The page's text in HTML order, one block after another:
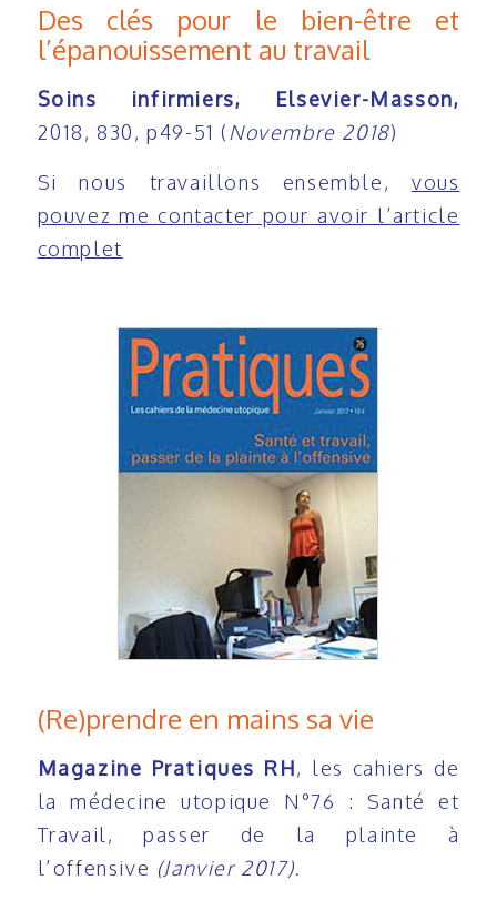
Des clés pour le bien-être et
l’épanouissement au travail
Soins infirmiers, Elsevier-Masson,
2018, 830, p49-51 ( Novembre 2018)
Si nous travaillons ensemble, vous
pouvez me contacter pour avoir l’article
complet
(Re)prendre en mains sa vie
Magazine Pratiques RH, les cahiers de
la médecine utopique N°76 : Santé et
Travail, passer de la plainte à
l’offensive (Janvier 2017).